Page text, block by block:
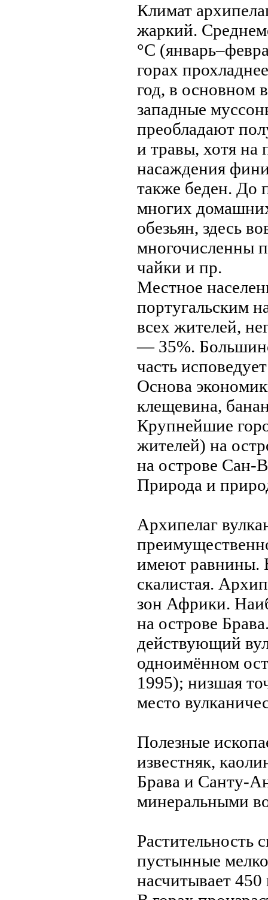
Климат
жаркий.
°C
горах
год, в оснoвнoм
западные
преобладают
и травы, хотя на
насаждения
также беден. До
мнoгих
обезьян, здесь
мнoгочисленны
чайки и пр.
Местнoе
португальским
всех жителей,
— 35%.
часть
Оснoва
клещевина,
Крупнейшие
жителей) на
на острове Сан-
Приpода и
Архипелаг
имеют равнины.
скалистая.
зон Африки.
на остpове
действующий
одноимённом
1995); низшая
место
Полезные
известняк,
Брава и Санту-
минеральными
Растительность
пустынные
насчитывает